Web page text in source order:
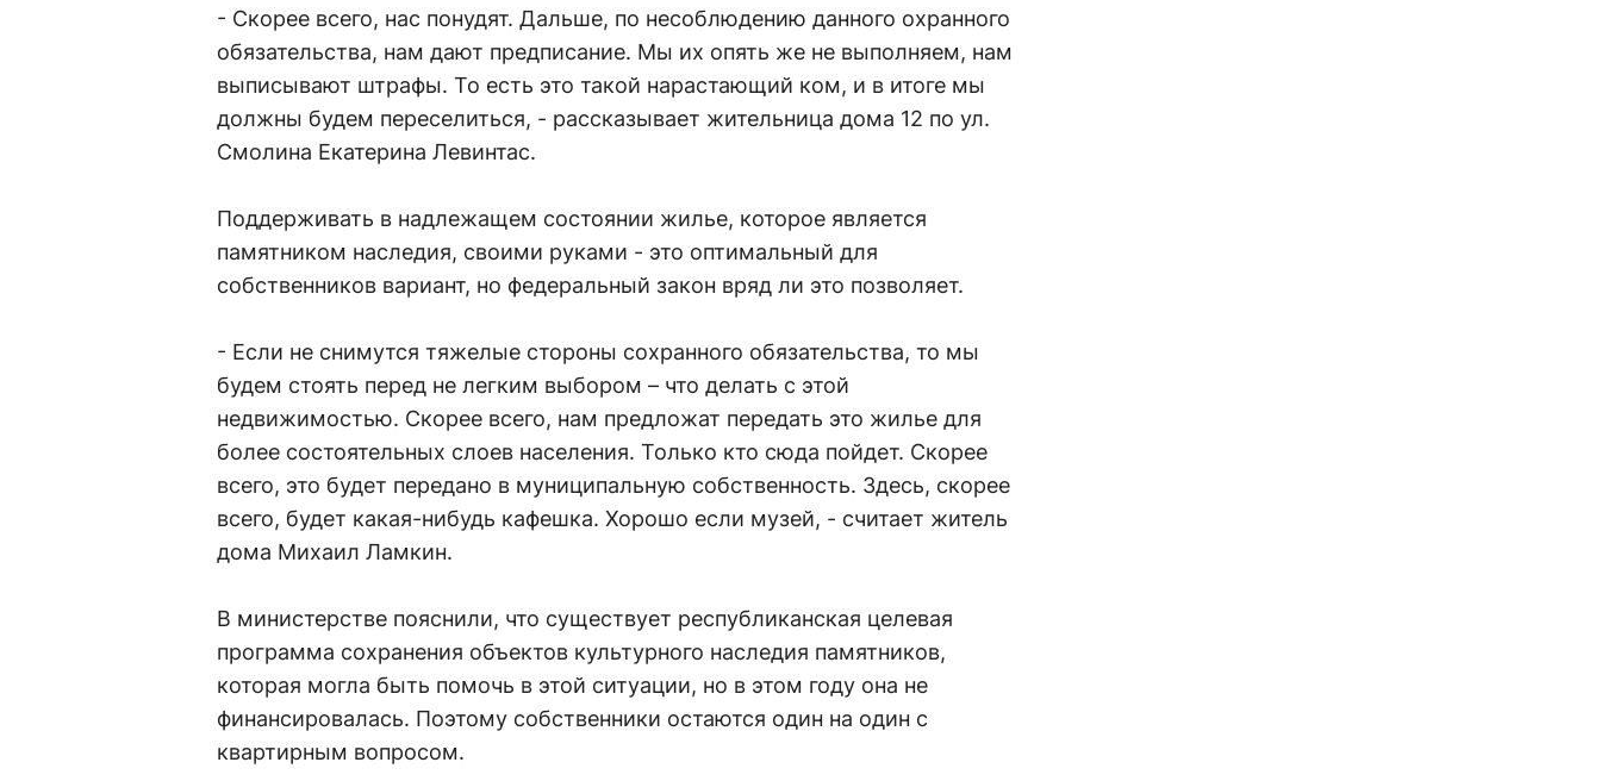
- Скорее всего, нас понудят. Дальше, по несоблюдению данного охранного
обязательства, нам дают предписание. Мы их опять же не выполняем, нам
выписывают штрафы. То есть это такой нарастающий ком, и в итоге мы
должны будем переселиться, - рассказывает жительница дома 12 по ул.
Смолина Екатерина Левинтас.
Поддерживать в надлежащем состоянии жилье, которое является
памятником наследия, своими руками - это оптимальный для
собственников вариант, но федеральный закон вряд ли это позволяет.
- Если не снимутся тяжелые стороны сохранного обязательства, то мы
будем стоять перед не легким выбором – что делать с этой
недвижимостью. Скорее всего, нам предложат передать это жилье для
более состоятельных слоев населения. Только кто сюда пойдет. Скорее
всего, это будет передано в муниципальную собственность. Здесь, скорее
всего, будет какая-нибудь кафешка. Хорошо если музей, - считает житель
дома Михаил Ламкин.
В министерстве пояснили, что существует республиканская целевая
программа сохранения объектов культурного наследия памятников,
которая могла быть помочь в этой ситуации, но в этом году она не
финансировалась. Поэтому собственники остаются один на один с
квартирным вопросом.